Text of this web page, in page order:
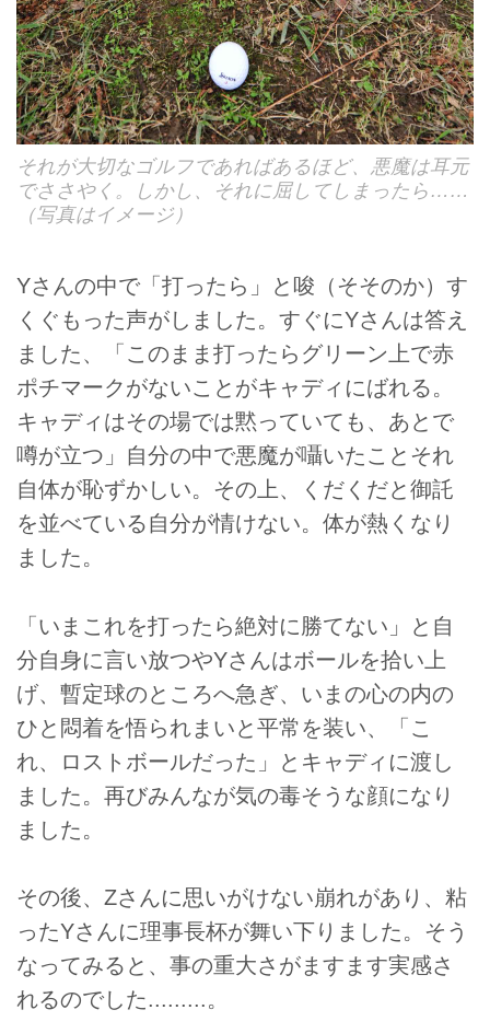
それが大切なゴルフであればあるほど、悪魔は耳元
でささやく。しかし、それに屈してしまったら……
（写真はイメージ）
Yさんの中で「打ったら」と唆（そそのか）す
くぐもった声がしました。すぐにYさんは答え
ました、「このまま打ったらグリーン上で赤
ポチマークがないことがキャディにばれる。
キャディはその場では黙っていても、あとで
噂が立つ」自分の中で悪魔が囁いたことそれ
自体が恥ずかしい。その上、くだくだと御託
を並べている自分が情けない。体が熱くなり
ました。
「いまこれを打ったら絶対に勝てない」と自
分自身に言い放つやYさんはボールを拾い上
げ、暫定球のところへ急ぎ、いまの心の内の
ひと悶着を悟られまいと平常を装い、「こ
れ、ロストボールだった」とキャディに渡し
ました。再びみんなが気の毒そうな顔になり
ました。
その後、Zさんに思いがけない崩れがあり、粘
ったYさんに理事長杯が舞い下りました。そう
なってみると、事の重大さがますます実感さ
れるのでした.........。